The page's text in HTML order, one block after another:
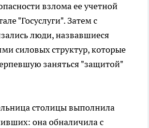
взлома ее учетной
"Госуслуги". Затем с
люди, назвавшиеся
силовых структур, которые
заняться "защитой"
столицы выполнила
она обналичила с